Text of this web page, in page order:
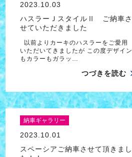
2023.10.03
ハスラーＪスタイルⅡ ご納車さ
せていただきました
以前よりカーキのハスラーをご愛用
いただいてきましたが この度デザイン
もカラーもガラッ…
つづきを読む
納車ギャラリー
2023.10.01
スペーシアご納車させて頂きまし